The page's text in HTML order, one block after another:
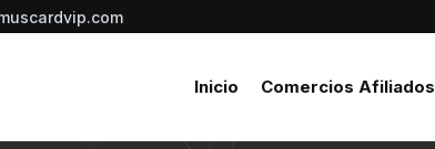
Inicio Comercios Afiliados